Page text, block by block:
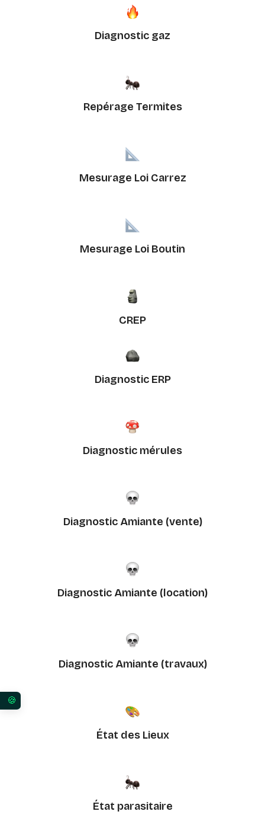
Diagnostic gaz
Repérage Termites
Mesurage Loi Carrez
Mesurage Loi Boutin
CREP
Diagnostic ERP
Diagnostic mérules
Diagnostic Amiante (vente)
Diagnostic Amiante (location)
Diagnostic Amiante (travaux)
État des Lieux
État parasitaire
Vos préférences en matière de consentement